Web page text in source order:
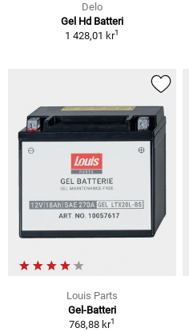
Delo
Gel Hd Batteri
1 428,01 kr1
Louis Parts
Gel-Batteri
768,88 kr1